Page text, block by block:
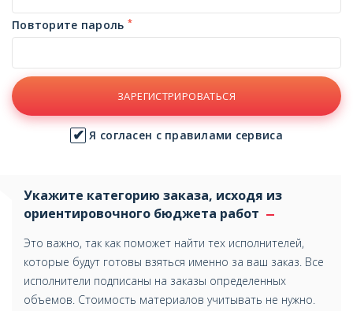
Повторите пароль *
ЗАРЕГИСТРИРОВАТЬСЯ
Я согласен с правилами сервиса
Укажите категорию заказа, исходя из
ориентировочного бюджета работ
Это важно, так как поможет найти тех исполнителей,
которые будут готовы взяться именно за ваш заказ. Все
исполнители подписаны на заказы определенных
объемов. Стоимость материалов учитывать не нужно.